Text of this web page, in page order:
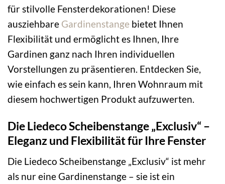
für stilvolle Fensterdekorationen! Diese
ausziehbare Gardinenstange bietet Ihnen
Flexibilität und ermöglicht es Ihnen, Ihre
Gardinen ganz nach Ihren individuellen
Vorstellungen zu präsentieren. Entdecken Sie,
wie einfach es sein kann, Ihren Wohnraum mit
diesem hochwertigen Produkt aufzuwerten.
Die Liedeco Scheibenstange „Exclusiv“ –
Eleganz und Flexibilität für Ihre Fenster
Die Liedeco Scheibenstange „Exclusiv“ ist mehr
als nur eine Gardinenstange – sie ist ein